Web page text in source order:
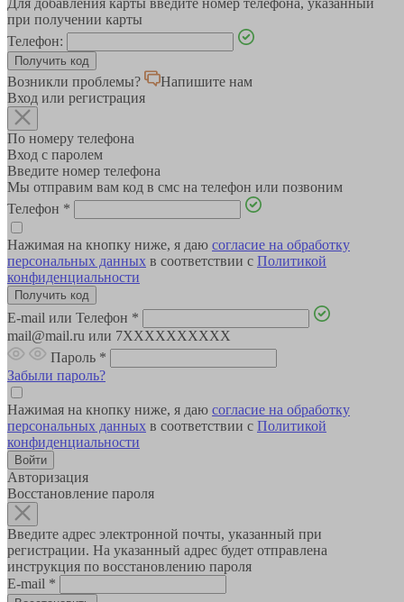
Для добавления карты введите номер телефона, указанный
при получении карты
Телефон:
Возникли проблемы?
Напишите нам
Вход или регистрация
По номеру телефона
Вход с паролем
Введите номер телефона
Мы отправим вам код в смс на телефон или позвоним
Телефон *
Нажимая на кнопку ниже, я даю согласие на обработку
персональных данных в соответствии с Политикой
конфиденциальности
E-mail или Телефон *
mail@mail.ru или 7XXXXXXXXXX
Пароль *
Забыли пароль?
Нажимая на кнопку ниже, я даю согласие на обработку
персональных данных в соответствии с Политикой
конфиденциальности
Авторизация
Восстановление пароля
Введите адрес электронной почты, указанный при
регистрации. На указанный адрес будет отправлена
инструкция по восстановлению пароля
E-mail *